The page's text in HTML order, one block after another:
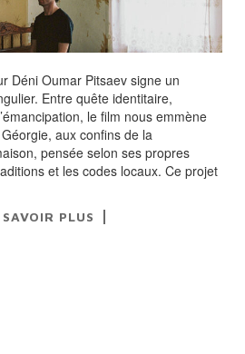
Déni Oumar Pitsaev signe un
Entre quête identitaire,
le film nous emmène
aux confins de la
pensée selon ses propres
et les codes locaux. Ce projet
SAVOIR PLUS